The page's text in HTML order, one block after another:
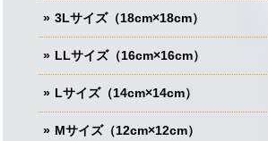
3Lサイズ（18cm×18cm）
LLサイズ（16cm×16cm）
Lサイズ（14cm×14cm）
Mサイズ（12cm×12cm）